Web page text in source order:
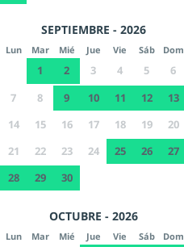
SEPTIEMBRE - 2026
Lun Mar Mié Jue Vie Sáb Dom
1 2 3 4 5
6
7
8 9 10 11 12
13
14
15 16 17 18 19
20
21
22 23 24 25 26
27
28
29 30
OCTUBRE - 2026
Lun Mar Mié Jue Vie Sáb Dom